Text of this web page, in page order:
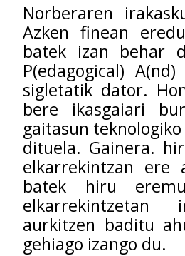
Norberaren
Azken finean
batek izan behar
P(edagogical)
sigletatik dator.
bere ikasgaiari
gaitasun
dituela. Gainera.
elkarrekintzan ere
batek hiru
elkarrekintzetan
aurkitzen baditu
gehiago izango du.